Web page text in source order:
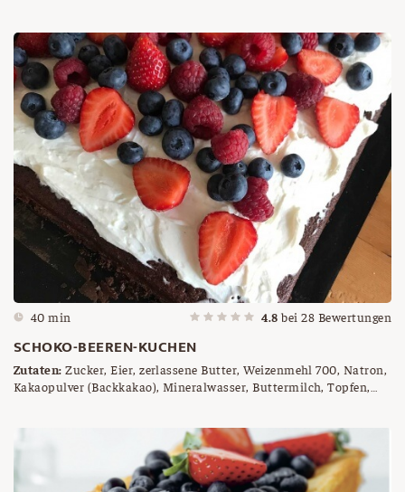
40 min 4.8 bei28 Bewertungen
SCHOKO-BEEREN-KUCHEN
Zutaten: Zucker, Eier, zerlassene Butter, Weizenmehl 700, Natron,
Kakaopulver (Backkakao), Mineralwasser, Buttermilch, Topfen,